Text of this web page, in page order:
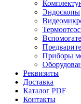
Эндоскопы
Приборы
Реквизиты
Доставка
Каталог PDF
Контакты